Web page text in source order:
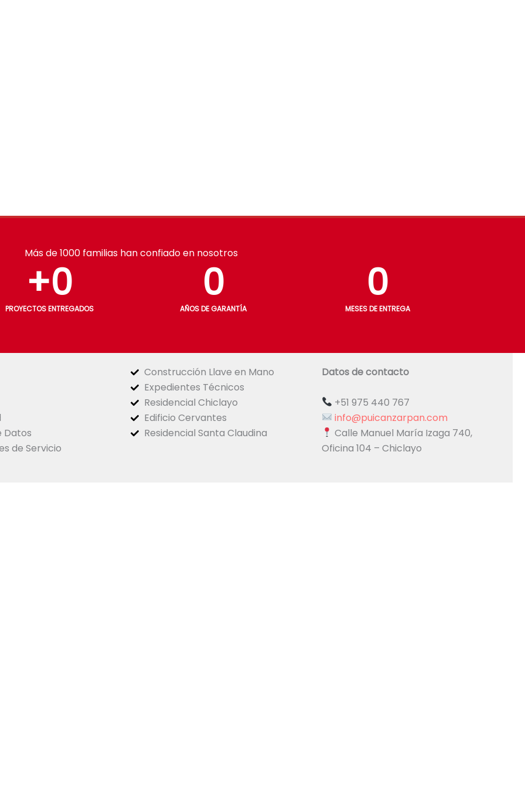
Más de 1000 familias han confiado en nosotros
PROYECTOS ENTREGADOS
+0
AÑOS DE GARANTÍA
0
MESES DE ENTREGA
0
Datos
de Servicio
Construcción Llave en Mano
Expedientes Técnicos
Residencial Chiclayo
Edificio Cervantes
Residencial Santa Claudina
Datos de contacto
+51 975 440 767
info@puicanzarpan.com
Calle Manuel María Izaga 740,
Oficina 104 – Chiclayo